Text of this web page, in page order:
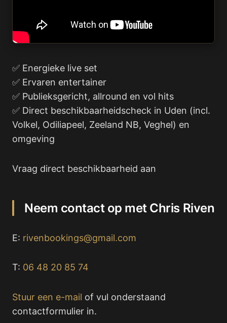
✅ Energieke live set
✅ Ervaren entertainer
✅ Publieksgericht, allround en vol hits
✅ Direct beschikbaarheidscheck in Uden (incl.
Volkel, Odiliapeel, Zeeland NB, Veghel) en
omgeving
Vraag direct beschikbaarheid aan
Neem contact op met Chris Riven
E: rivenbookings@gmail.com
T: 06 48 20 85 74
Stuur een e-mail of vul onderstaand
contactformulier in.